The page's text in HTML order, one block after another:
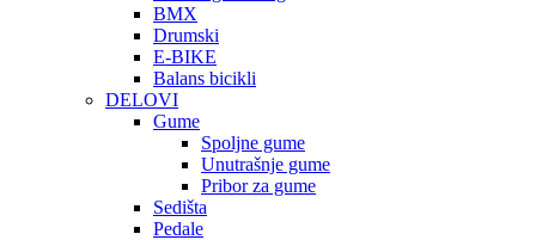
BMX
Drumski
E-BIKE
Balans bicikli
DELOVI
Gume
Spoljne gume
Unutrašnje gume
Pribor za gume
Sedišta
Pedale